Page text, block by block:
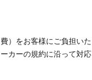
）をお客様にご負担いた
カーの規約に沿って対応